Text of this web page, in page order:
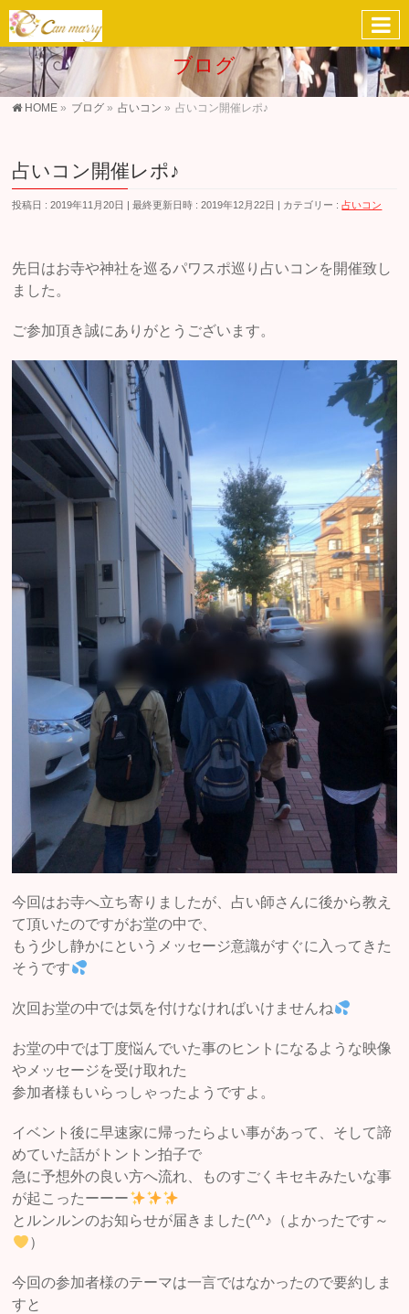
ブログ
HOME » ブログ » 占いコン » 占いコン開催レポ♪
占いコン開催レポ♪
投稿日 : 2019年11月20日 最終更新日時 : 2019年12月22日 カテゴリー :占いコン
先日はお寺や神社を巡るパワスポ巡り占いコンを開催致し
ました。
ご参加頂き誠にありがとうございます。
今回はお寺へ立ち寄りましたが、占い師さんに後から教え
て頂いたのですがお堂の中で、
もう少し静かにというメッセージ意識がすぐに入ってきた
そうです
次回お堂の中では気を付けなければいけませんね
お堂の中では丁度悩んでいた事のヒントになるような映像
やメッセージを受け取れた
参加者様もいらっしゃったようですよ。
イベント後に早速家に帰ったらよい事があって、そして諦
めていた話がトントン拍子で
急に予想外の良い方へ流れ、ものすごくキセキみたいな事
が起こったーーー
とルンルンのお知らせが届きました(^^♪（よかったです～
）
今回の参加者様のテーマは一言ではなかったので要約しま
すと